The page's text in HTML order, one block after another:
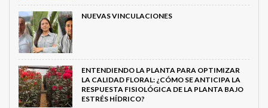
NUEVAS VINCULACIONES
ENTENDIENDO LA PLANTA PARA OPTIMIZAR
LA CALIDAD FLORAL: ¿CÓMO SE ANTICIPA LA
RESPUESTA FISIOLÓGICA DE LA PLANTA BAJO
ESTRÉS HÍDRICO?